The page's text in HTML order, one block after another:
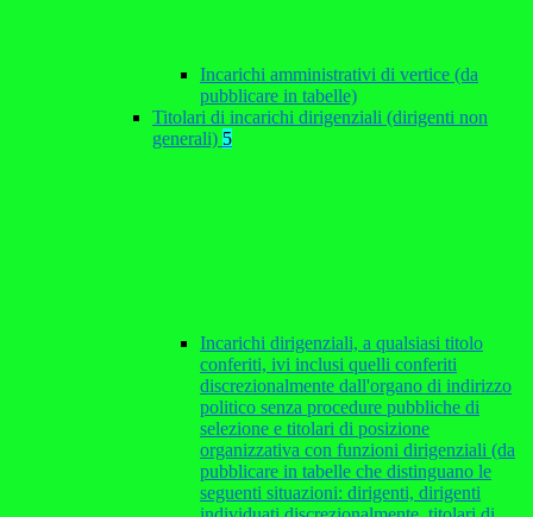
Incarichi amministrativi di vertice (da
pubblicare in tabelle)
Titolari di incarichi dirigenziali (dirigenti non
generali) 5
Incarichi dirigenziali, a qualsiasi titolo
conferiti, ivi inclusi quelli conferiti
discrezionalmente dall'organo di indirizzo
politico senza procedure pubbliche di
selezione e titolari di posizione
organizzativa con funzioni dirigenziali (da
pubblicare in tabelle che distinguano le
seguenti situazioni: dirigenti, dirigenti